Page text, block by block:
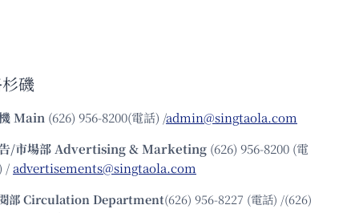
磯
Main (626) 956-8200(電話) /admin@singtaola.com
/市場部Advertising & Marketing (626) 956-8200 (電
/advertisements@singtaola.com
部 Circulation Department(626) 956-8227 (電話) /(626)